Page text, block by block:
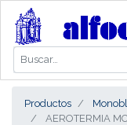
Productos
AEROTERMIA